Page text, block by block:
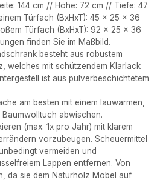
144 cm // Höhe: 72 cm // Tiefe: 47
Türfach (BxHxT): 45 x 25 x 36
Türfach (BxHxT): 92 x 25 x 36
finden Sie im Maßbild.
besteht aus robustem
welches mit schützendem Klarlack
ist aus pulverbeschichtetem
am besten mit einem lauwarmen,
abwischen.
(max. 1x pro Jahr) mit klarem
vorzubeugen. Scheuermittel
vermeiden und
Lappen entfernen. Von
da sie dem Naturholz Möbel auf